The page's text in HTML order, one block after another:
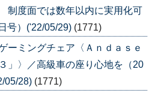
度面では数年以内に実用化可
号）('22/05/29) (1771)
ーミングチェア〈Ａｎｄａｓｅ
」〉／高級車の座り心地を（20
05/28) (1771)